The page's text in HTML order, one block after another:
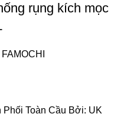
rụng kích mọc
FAMOCHI
Phối Toàn Cầu Bởi: UK